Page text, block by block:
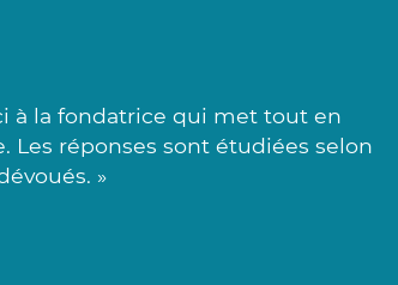
à la fondatrice qui met tout en
Les réponses sont étudiées selon
»